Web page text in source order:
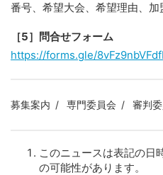
番号、希望大会、希望理由、
［5］問合せフォーム
https://forms.gle/
募集案内 専門委員会 審判
このニュースは表記の日
の可能性があります。